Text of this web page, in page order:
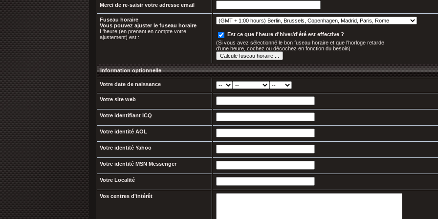
Merci de re-saisir votre adresse email
Fuseau horaire
Vous pouvez ajuster le fuseau horaire
L'heure (en prenant en compte votre
ajustement) est :
Est ce que l'heure d'hiver/d'été est effective ?
(Si vous avez sélectionné le bon fuseau horaire et que l'horloge retarde
d'une heure, cochez ou décochez en fonction du besoin)
Information optionnelle
Votre date de naissance
Votre site web
Votre identifiant ICQ
Votre identité AOL
Votre identité Yahoo
Votre identité MSN Messenger
Votre Localité
Vos centres d'intérêt